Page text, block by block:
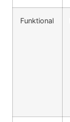
Funktional